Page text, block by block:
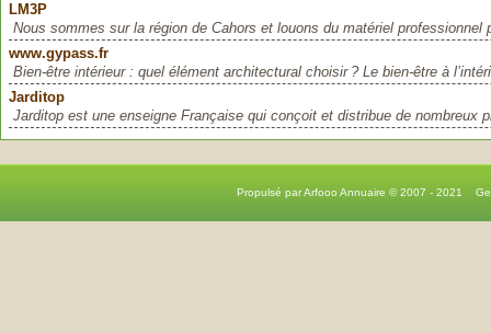
LM3P
Nous sommes sur la région de Cahors et louons du matériel professionnel
www.gypass.fr
Bien-être intérieur : quel élément architectural choisir ? Le bien-être à
Jarditop
Jarditop est une enseigne Française qui conçoit et distribue de nombreux
Propulsé par Arfooo Annuaire © 2007 - 2021